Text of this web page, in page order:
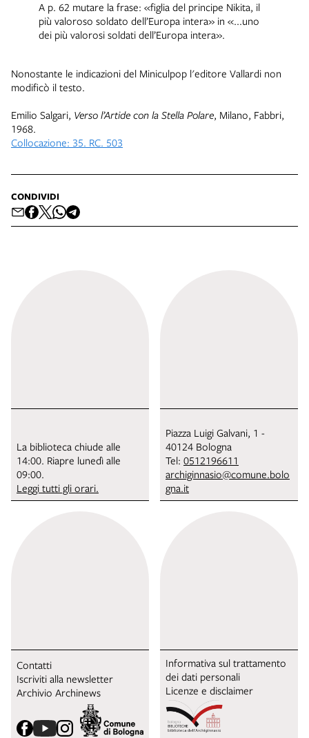
A p. 62 mutare la frase: «figlia del principe Nikita, il
più valoroso soldato dell’Europa intera» in «...uno
dei più valorosi soldati dell’Europa intera».
Nonostante le indicazioni del Miniculpop l'editore Vallardi non
modificò il testo.
Emilio Salgari, Verso l’Artide con la Stella Polare, Milano, Fabbri,
1968.
Collocazione: 35. RC. 503
CONDIVIDI
La biblioteca chiude alle
14:00. Riapre lunedì alle
09:00.
Leggi tutti gli orari.
Piazza Luigi Galvani, 1 -
40124 Bologna
Tel: 0512196611
archiginnasio@comune.bolo
gna.it
Contatti
Iscriviti alla newsletter
Archivio Archinews
Informativa sul trattamento
dei dati personali
Licenze e disclaimer